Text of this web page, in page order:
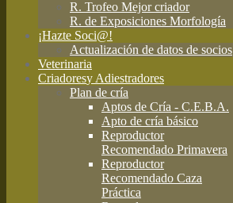
R. Trofeo Mejor criador
R. de Exposiciones Morfología
¡Hazte Soci@!
Actualización de datos de socios
Veterinaria
Criadoresy Adiestradores
Plan de cría
Aptos de Cría - C.E.B.A.
Apto de cría básico
Reproductor
Recomendado Primavera
Reproductor
Recomendado Caza
Práctica